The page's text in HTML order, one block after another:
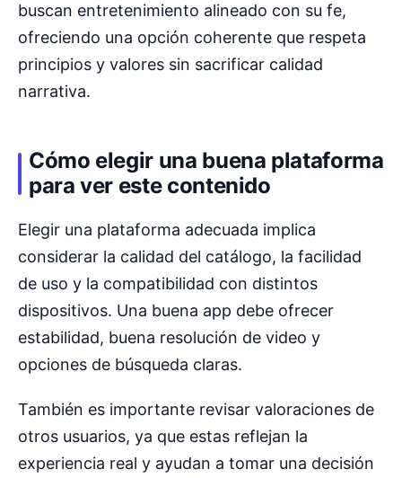
buscan entretenimiento alineado con su fe,
ofreciendo una opción coherente que respeta
principios y valores sin sacrificar calidad
narrativa.
Cómo elegir una buena plataforma
para ver este contenido
Elegir una plataforma adecuada implica
considerar la calidad del catálogo, la facilidad
de uso y la compatibilidad con distintos
dispositivos. Una buena app debe ofrecer
estabilidad, buena resolución de video y
opciones de búsqueda claras.
También es importante revisar valoraciones de
otros usuarios, ya que estas reflejan la
experiencia real y ayudan a tomar una decisión